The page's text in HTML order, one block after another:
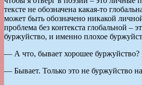
тексте не обозначена какая-то
может быть обозначено никакой
проблема без контекста глобальной –
буржуйство, и именно плохое
— А что, бывает хорошее буржуйство?
— Бывает. Только это не буржуйство